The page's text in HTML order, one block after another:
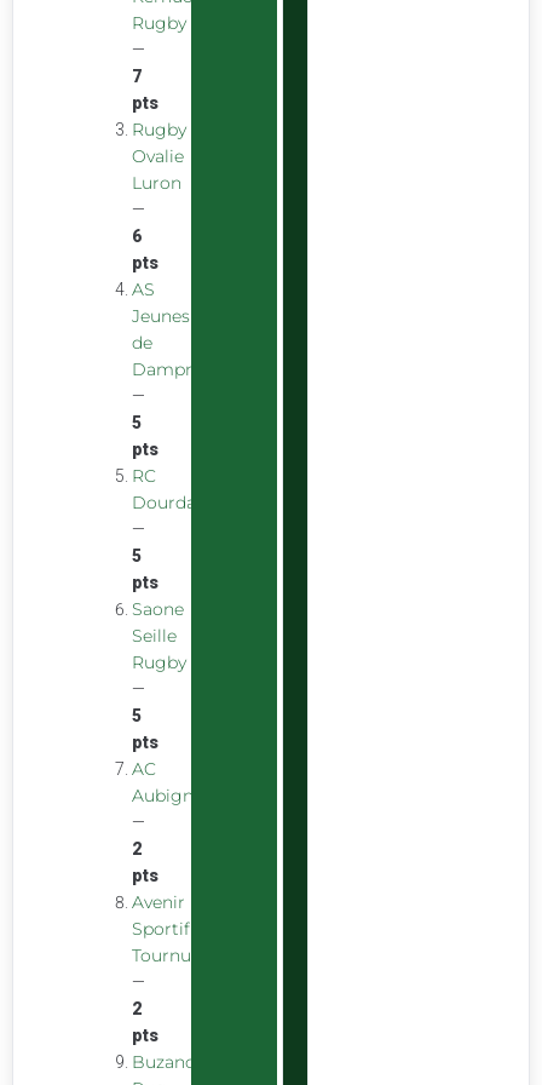
Rugby
—
7
pts
Rugby
Ovalie
Luron
—
6
pts
AS
Jeunes
de
Dampniat
—
5
pts
RC
Dourdan
—
5
pts
Saone
Seille
Rugby
—
5
pts
AC
Aubigny
—
2
pts
Avenir
Sportif
Tournus
—
2
pts
Buzancais